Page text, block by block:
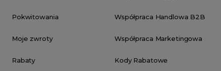
Pokwitowania
Moje zwroty
Rabaty
Współpraca Handlowa B2B
Współpraca Marketingowa
Kody Rabatowe